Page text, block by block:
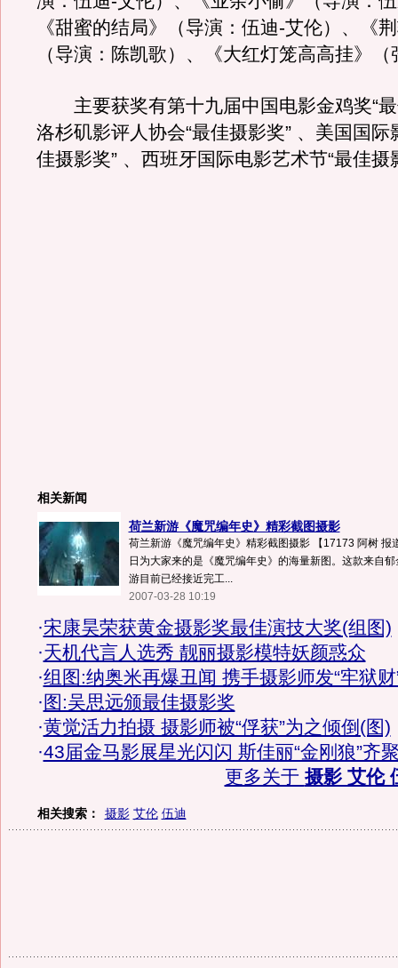
《甜蜜的结局》（导演：伍迪-艾伦）、《
（导演：陈凯歌）、《大红灯笼高高挂》
主要获奖有第十九届中国电影金鸡奖“最
洛杉矶影评人协会“最佳摄影奖” 、美国国际
佳摄影奖” 、西班牙国际电影艺术节“最佳摄
相关新闻
荷兰新游《魔咒编年史》精彩截图摄影
荷兰新游《魔咒编年史》精彩截图摄影 【17173 阿树 报
日为大家来的是《魔咒编年史》的海量新图。这款来自
游目前已经接近完工...
2007-03-28 10:19
·宋康昊荣获黄金摄影奖最佳演技大奖(组图)
·天机代言人选秀 靓丽摄影模特妖颜惑众
·组图:纳奥米再爆丑闻 携手摄影师发“牢狱财
· 图:吴思远颁最佳摄影奖
·黄觉活力拍摄 摄影师被“俘获”为之倾倒(图)
·43届金马影展星光闪闪 斯佳丽“金刚狼”齐
更多关于 摄影 艾伦
相关搜索： 摄影 艾伦 伍迪